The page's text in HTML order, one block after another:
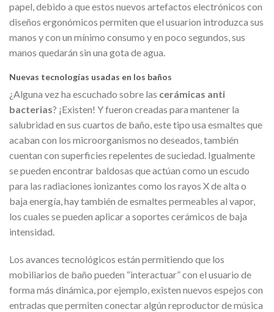
papel, debido a que estos nuevos artefactos electrónicos con
diseños ergonómicos permiten que el usuarion introduzca sus
manos y con un mínimo consumo y en poco segundos, sus
manos quedarán sin una gota de agua.
Nuevas tecnologías usadas en los baños
¿Alguna vez ha escuchado sobre las cerámicas anti
bacterias? ¡Existen! Y fueron creadas para mantener la
salubridad en sus cuartos de baño, este tipo usa esmaltes que
acaban con los microorganismos no deseados, también
cuentan con superficies repelentes de suciedad. Igualmente
se pueden encontrar baldosas que actúan como un escudo
para las radiaciones ionizantes como los rayos X de alta o
baja energía, hay también de esmaltes permeables al vapor,
los cuales se pueden aplicar a soportes cerámicos de baja
intensidad.
Los avances tecnológicos están permitiendo que los
mobiliarios de baño pueden “interactuar” con el usuario de
forma más dinámica, por ejemplo, existen nuevos espejos con
entradas que permiten conectar algún reproductor de música